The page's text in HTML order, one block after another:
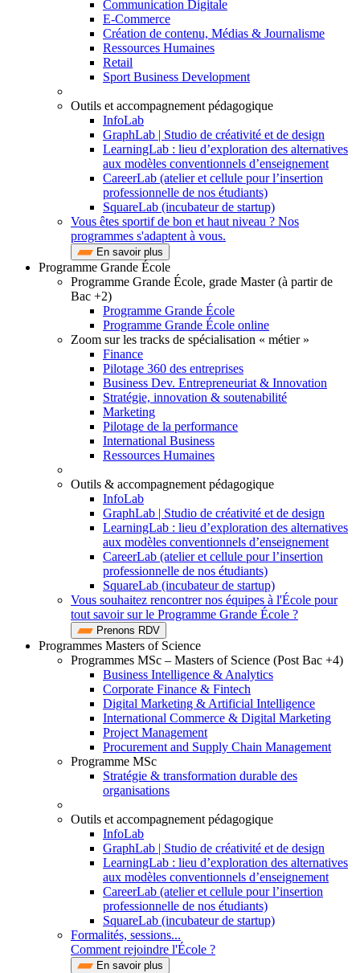
Communication Digitale
E-Commerce
Création de contenu, Médias & Journalisme
Ressources Humaines
Retail
Sport Business Development
Outils et accompagnement pédagogique
InfoLab
GraphLab | Studio de créativité et de design
LearningLab : lieu d’exploration des alternatives
aux modèles conventionnels d’enseignement
CareerLab (atelier et cellule pour l’insertion
professionnelle de nos étudiants)
SquareLab (incubateur de startup)
Vous êtes sportif de bon et haut niveau ? Nos
programmes s'adaptent à vous.
En savoir plus
Programme Grande École
Programme Grande École, grade Master (à partir de
Bac +2)
Programme Grande École
Programme Grande École online
Zoom sur les tracks de spécialisation « métier »
Finance
Pilotage 360 des entreprises
Business Dev. Entrepreneuriat & Innovation
Stratégie, innovation & soutenabilité
Marketing
Pilotage de la performance
International Business
Ressources Humaines
Outils & accompagnement pédagogique
InfoLab
GraphLab | Studio de créativité et de design
LearningLab : lieu d’exploration des alternatives
aux modèles conventionnels d’enseignement
CareerLab (atelier et cellule pour l’insertion
professionnelle de nos étudiants)
SquareLab (incubateur de startup)
Vous souhaitez rencontrer nos équipes à l'École pour
tout savoir sur le Programme Grande École ?
Prenons RDV
Programmes Masters of Science
Programmes MSc – Masters of Science (Post Bac +4)
Business Intelligence & Analytics
Corporate Finance & Fintech
Digital Marketing & Artificial Intelligence
International Commerce & Digital Marketing
Project Management
Procurement and Supply Chain Management
Programme MSc
Stratégie & transformation durable des
organisations
Outils et accompagnement pédagogique
InfoLab
GraphLab | Studio de créativité et de design
LearningLab : lieu d’exploration des alternatives
aux modèles conventionnels d’enseignement
CareerLab (atelier et cellule pour l’insertion
professionnelle de nos étudiants)
SquareLab (incubateur de startup)
Formalités, sessions...
Comment rejoindre l'École ?
En savoir plus